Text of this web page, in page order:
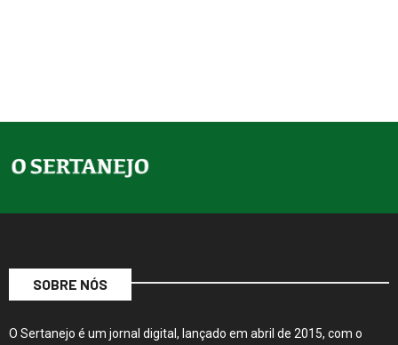
SOBRE NÓS
O Sertanejo é um jornal digital, lançado em abril de 2015, com o